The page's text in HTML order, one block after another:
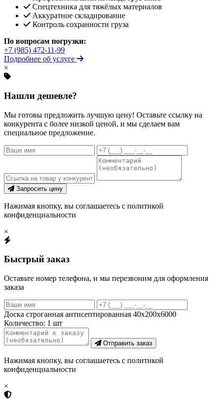
Спецтехника для тяжёлых материалов
Аккуратное складирование
Контроль сохранности груза
По вопросам погрузки:
+7 (985) 472-11-99
Подробнее об услуге
×
Нашли дешевле?
Мы готовы предложить лучшую цену! Оставьте ссылку на
конкурента с более низкой ценой, и мы сделаем вам
специальное предложение.
Запросить цену
Нажимая кнопку, вы соглашаетесь с политикой
конфиденциальности
×
Быстрый заказ
Оставьте номер телефона, и мы перезвоним для оформления
заказа
Доска строганная антисептированная 40х200х6000
Количество: 1 шт
Отправить заказ
Нажимая кнопку, вы соглашаетесь с политикой
конфиденциальности
×